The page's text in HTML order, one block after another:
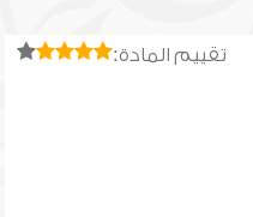
تقييم المادة: